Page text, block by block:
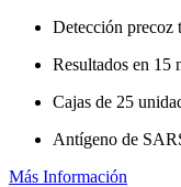
Detección precoz
Resultados en 15
Cajas de 25
Antígeno de
Más Información